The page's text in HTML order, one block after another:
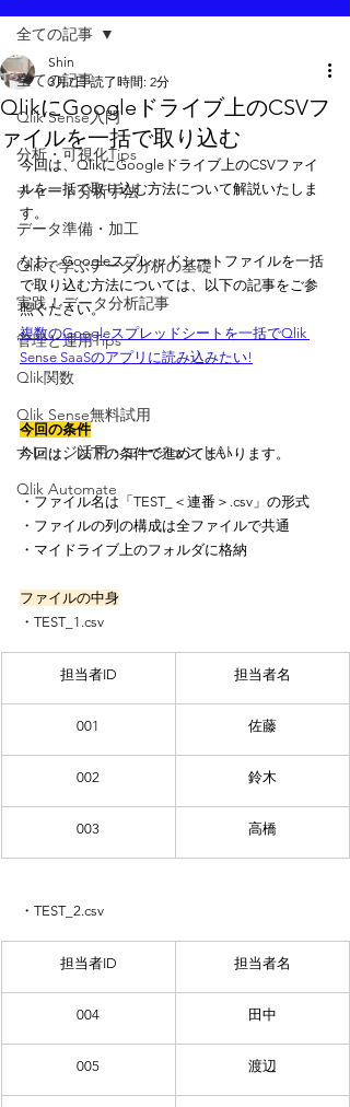
全ての記事
Qlik Sense入門
分析・可視化Tips
チャート分析手法
データ準備・加工
Qlikで学ぶデータ分析の基礎
実践！データ分析記事
管理と運用Tips
Qlik関数
Qlik Sense無料試用
ナレッジ活用・エージェントAI
Qlik Automate
全ての記事
QlikにGoogleドライブ上のCSVフ
ァイルを一括で取り込む
Shin
3月7日 読了時間: 2分
今回は、QlikにGoogleドライブ上のCSVファイ
ルを一括で取り込む方法について解説いたしま
す。
なお、Googleスプレッドシートファイルを一括
で取り込む方法については、以下の記事をご参
照ください。
複数のGoogleスプレッドシートを一括でQlik
Sense SaaSのアプリに読み込みたい!
今回の条件
今回は、以下の条件で進めてまいります。
・ファイル名は「TEST_＜連番＞.csv」の形式
・ファイルの列の構成は全ファイルで共通
・マイドライブ上のフォルダに格納
ファイルの中身
・TEST_1.csv
担当者ID 担当者名
001 佐藤
002 鈴木
003 高橋
・TEST_2.csv
担当者ID 担当者名
004 田中
005 渡辺